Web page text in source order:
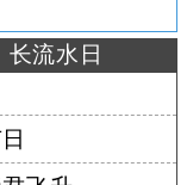
流水日